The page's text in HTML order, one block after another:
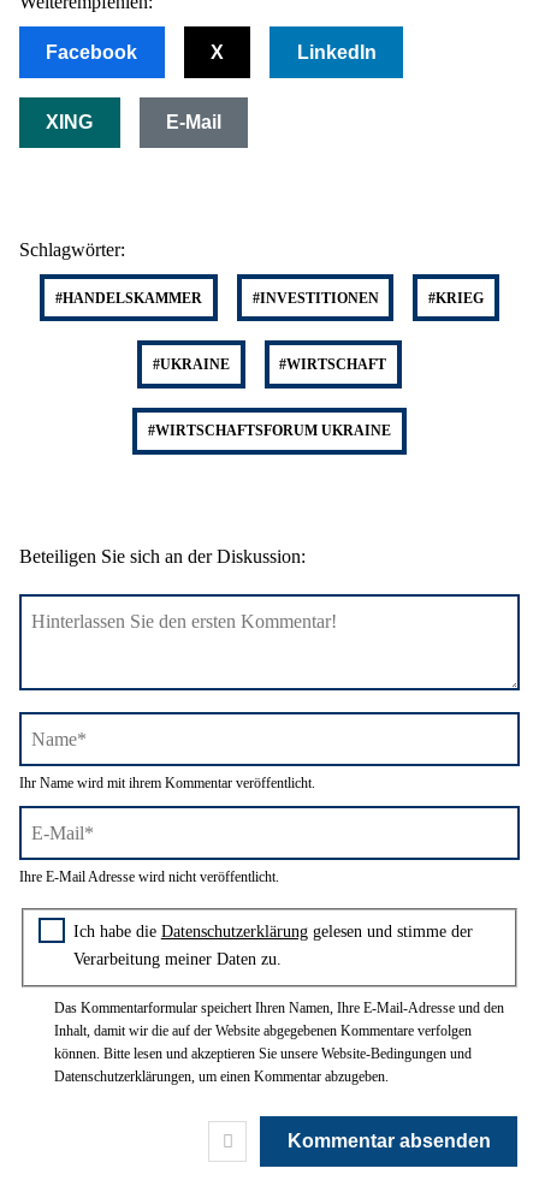
Facebook X LinkedIn
XING E-Mail
Schlagwörter:
#HANDELSKAMMER #INVESTITIONEN #KRIEG
#UKRAINE #WIRTSCHAFT
#WIRTSCHAFTSFORUM UKRAINE
Beteiligen Sie sich an der Diskussion:
Name*
Ihr Name wird mit ihrem Kommentar veröffentlicht.
E-
Mail*
Ihre E-Mail Adresse wird nicht veröffentlicht.
Zustimmung zur Datenschutzerklärung
Ich habe die Datenschutzerklärunggelesen und stimme der
Verarbeitung meiner Daten zu.
Das Kommentarformular speichert Ihren Namen, Ihre E-Mail-Adresse und den
Inhalt, damit wir die auf der Website abgegebenen Kommentare verfolgen
können. Bitte lesen und akzeptieren Sie unsere Website-Bedingungen und
Datenschutzerklärungen, um einen Kommentar abzugeben.